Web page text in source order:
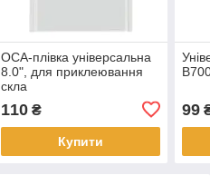
OCA-плівка універсальна
8.0", для приклеювання
скла
110₴
Купити
99